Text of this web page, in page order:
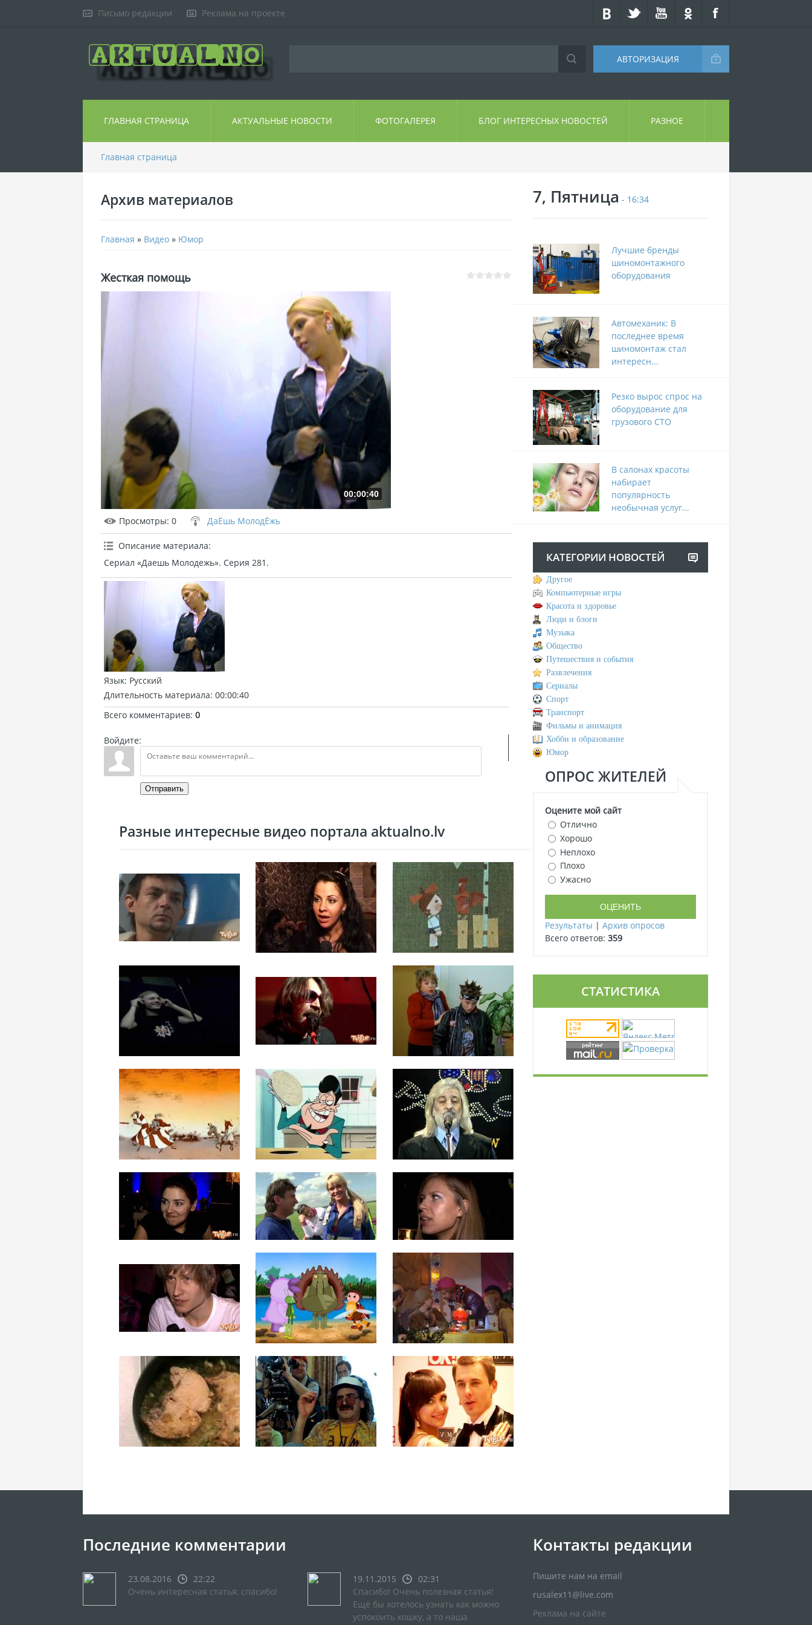
Письмо редакции Реклама на проекте
АВТОРИЗАЦИЯ
ГЛАВНАЯ СТРАНИЦА АКТУАЛЬНЫЕ НОВОСТИ ФОТОГАЛЕРЕЯ БЛОГ ИНТЕРЕСНЫХ НОВОСТЕЙ РАЗНОЕ
Главная страница
Архив материалов
Главная » Видео » Юмор
Жесткая помощь
00:00:40
Просмотры: 0 ДаЁшь МолодЁжь
Описание материала:
Сериал «Даешь Молодежь». Серия 281.
Язык: Русский
Длительность материала: 00:00:40
Всего комментариев: 0
Войдите:
Отправить
Разные интересные видео портала aktualno.lv
7, Пятница - 16:34
Лучшие бренды
шиномонтажного
оборудования
Автомеханик: В
последнее время
шиномонтаж стал
интересн...
Резко вырос спрос на
оборудование для
грузового СТО
В салонах красоты
набирает
популярность
необычная услуг...
КАТЕГОРИИ НОВОСТЕЙ
Другое
Компьютерные игры
Красота и здоровье
Люди и блоги
Музыка
Общество
Путешествия и события
Развлечения
Сериалы
Спорт
Транспорт
Фильмы и анимация
Хобби и образование
Юмор
ОПРОС ЖИТЕЛЕЙ
Оцените мой сайт
Отлично
Хорошо
Неплохо
Плохо
Ужасно
Результаты | Архив опросов
Всего ответов: 359
СТАТИСТИКА
Последние комментарии
23.08.2016
22:22
Очень интересная статья, спасибо!
19.11.2015
02:31
Спасибо! Очень полезная статья!
Ещё бы хотелось узнать как можно
успокоить кошку, а то наша
Контакты редакции
Пишите нам на email
rusalex11@live.com
Реклама на сайте